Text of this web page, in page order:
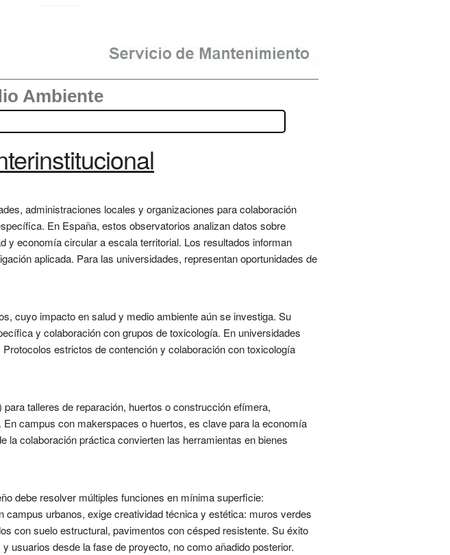
Ambiente
administraciones locales y organizaciones para colaboración
En España, estos observatorios analizan datos sobre
y economía circular a escala territorial. Los resultados informan
aplicada. Para las universidades, representan oportunidades de
cuyo impacto en salud y medio ambiente aún se investiga. Su
y colaboración con grupos de toxicología. En universidades
estrictos de contención y colaboración con toxicología
talleres de reparación, huertos o construcción efímera,
campus con makerspaces o huertos, es clave para la economía
colaboración práctica convierten las herramientas en bienes
debe resolver múltiples funciones en mínima superficie:
urbanos, exige creatividad técnica y estética: muros verdes
con suelo estructural, pavimentos con césped resistente. Su éxito
usuarios desde la fase de proyecto, no como añadido posterior.